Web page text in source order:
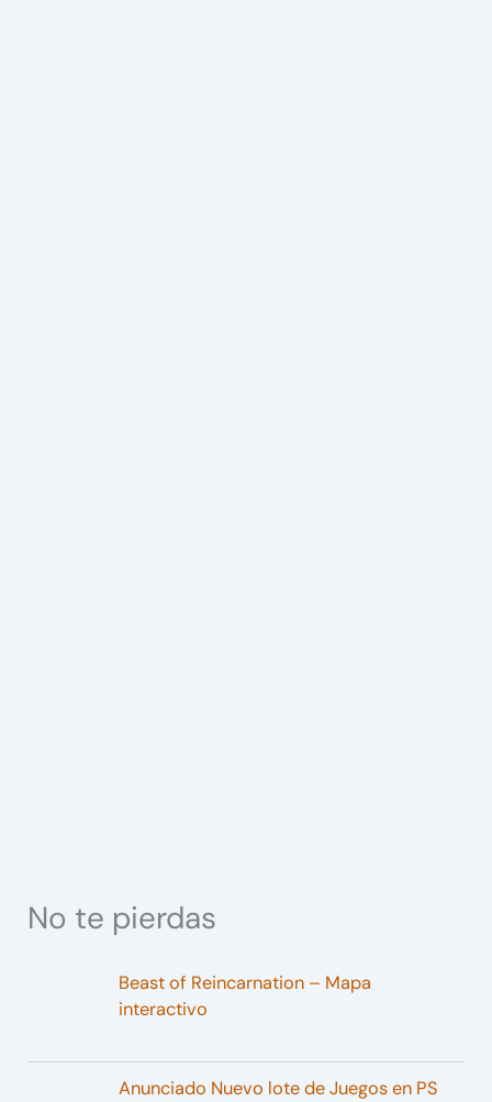
No te pierdas
Beast of Reincarnation – Mapa
interactivo
Anunciado Nuevo lote de Juegos en PS